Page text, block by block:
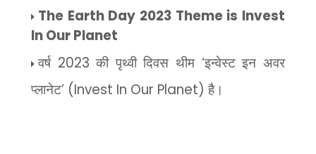
The Earth Day 2023 Theme is Invest
In Our Planet
वर्ष 2023 की पृथ्वी दिवस थीम ‘इन्वेस्ट इन अवर
प्लानेट’ (Invest In Our Planet) है।